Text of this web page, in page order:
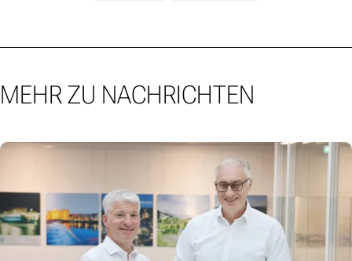
MEHR ZU NACHRICHTEN